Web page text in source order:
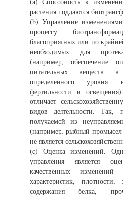
растения поддаются
(b) Управление
процессу
благоприятных или по
необходимых для
(например, обеспечение
питательных веществ
определенного уровня
фертильности и
отличает
видов деятельности. Так,
получаемой из
(например, рыбный промысел
не является
(c) Оценка изменений.
управления является
качественных изменений
характеристик,
содержания белка,